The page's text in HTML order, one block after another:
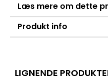
Læs mere om dette
Produkt info
LIGNENDE